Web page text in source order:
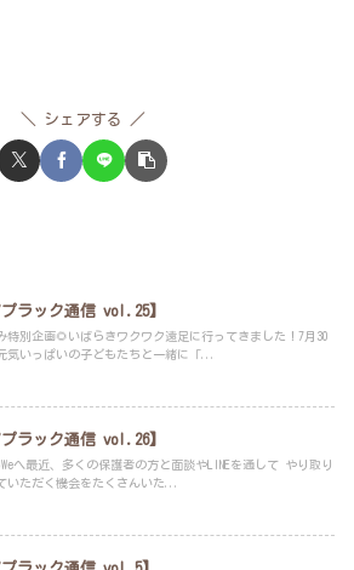
シェアする
プラック通信 vol.25】
特別企画🌻いばらきワクワク遠足に行ってきました！7月30
気いっぱいの子どもたちと一緒に「...
プラック通信 vol.26】
Weへ最近、多くの保護者の方と面談やLINEを通して やり取り
いただく機会をたくさんいた...